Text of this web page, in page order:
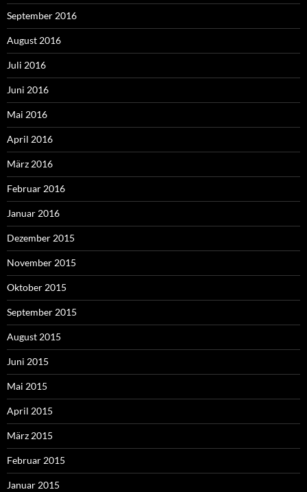
September 2016
August 2016
Juli 2016
Juni 2016
Mai 2016
April 2016
März 2016
Februar 2016
Januar 2016
Dezember 2015
November 2015
Oktober 2015
September 2015
August 2015
Juni 2015
Mai 2015
April 2015
März 2015
Februar 2015
Januar 2015